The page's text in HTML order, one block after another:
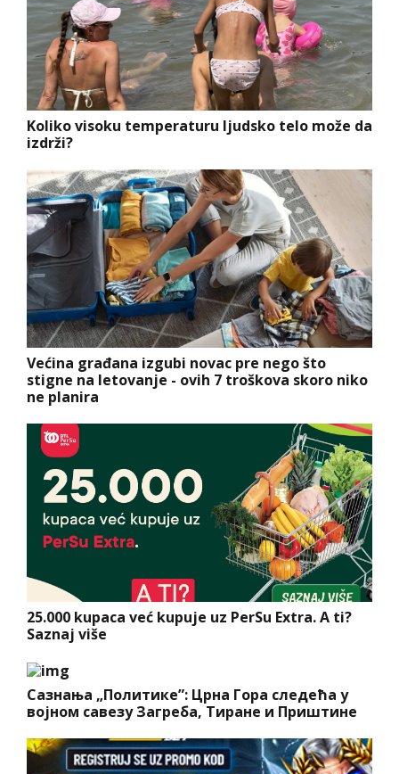
Koliko visoku temperaturu ljudsko telo može da
izdrži?
Većina građana izgubi novac pre nego što
stigne na letovanje - ovih 7 troškova skoro niko
ne planira
25.000 kupaca već kupuje uz PerSu Extra. A ti?
Saznaj više
Сазнања „Политике”: Црна Гора следећа у
војном савезу Загреба, Тиране и Приштине